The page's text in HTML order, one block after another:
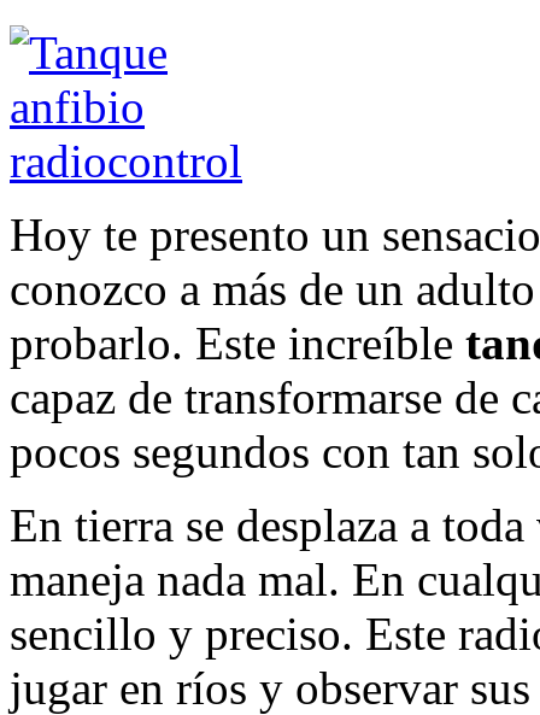
Hoy te presento un
conozco a más de un
probarlo. Este increíble
capaz de transformarse de
pocos segundos con tan
En tierra se desplaza a
maneja nada mal. En
sencillo y preciso. Este
jugar en ríos y observar